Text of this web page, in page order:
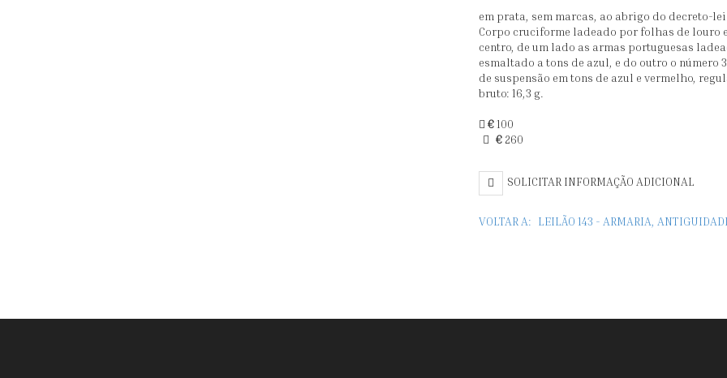
em prata, sem marcas, ao abrigo do decreto-lei
Corpo cruciforme ladeado por folhas de louro
centro, de um lado as armas portuguesas
esmaltado a tons de azul, e do outro o
de suspensão em tons de azul e vermelho,
bruto: 16,3 g.
€100
€260
SOLICITAR INFORMAÇÃO ADICIONAL
VOLTAR A: LEILÃO 143 - ARMARIA,